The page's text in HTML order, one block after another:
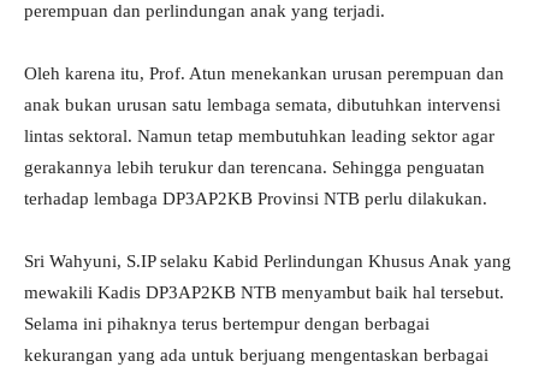
perempuan dan perlindungan anak yang terjadi.
Oleh karena itu, Prof. Atun menekankan urusan perempuan dan
anak bukan urusan satu lembaga semata, dibutuhkan intervensi
lintas sektoral. Namun tetap membutuhkan leading sektor agar
gerakannya lebih terukur dan terencana. Sehingga penguatan
terhadap lembaga DP3AP2KB Provinsi NTB perlu dilakukan.
Sri Wahyuni, S.IP selaku Kabid Perlindungan Khusus Anak yang
mewakili Kadis DP3AP2KB NTB menyambut baik hal tersebut.
Selama ini pihaknya terus bertempur dengan berbagai
kekurangan yang ada untuk berjuang mengentaskan berbagai